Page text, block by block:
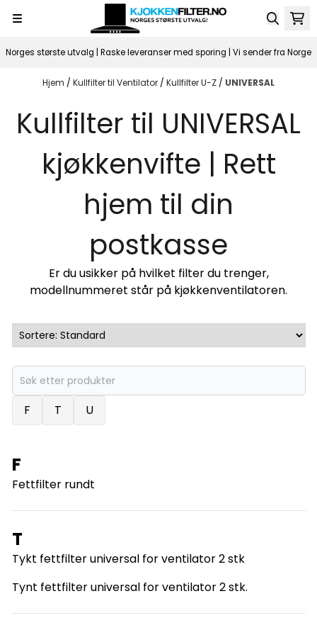
Hopp til innhold
Norges største utvalg | Raske leveranser med sporing | Vi sender fra Norge
Hjem / Kullfilter til Ventilator / Kullfilter U-Z / UNIVERSAL
Kullfilter til UNIVERSAL
kjøkkenvifte | Rett
hjem til din
postkasse
Er du usikker på hvilket filter du trenger,
modellnummeret står på kjøkkenventilatoren.
F T U
F
Fettfilter rundt
T
Tykt fettfilter universal for ventilator 2 stk
Tynt fettfilter universal for ventilator 2 stk.